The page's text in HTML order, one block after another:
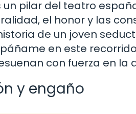
un pilar del teatro
el honor y las
de un joven
en este
con fuerza en la
y engaño